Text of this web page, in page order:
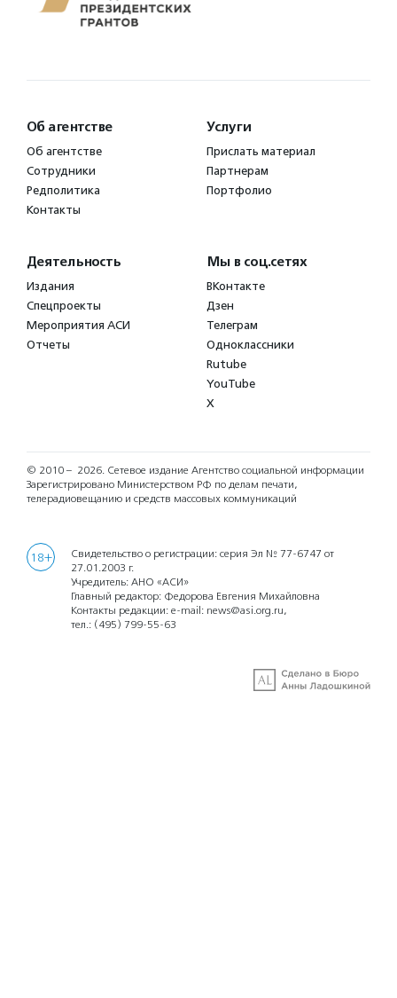
Об агентстве
Об агентстве
Сотрудники
Редполитика
Контакты
Услуги
Прислать материал
Партнерам
Портфолио
Деятельность
Издания
Спецпроекты
Мероприятия АСИ
Отчеты
Мы в соц.сетях
ВКонтакте
Дзен
Телеграм
Одноклассники
Rutube
YouTube
X
© 2010 – 2026. Сетевое издание Агентство социальной информации
Зарегистрировано Министерством РФ по делам печати,
телерадиовещанию и средств массовых коммуникаций
18+
Свидетельство о регистрации: серия Эл № 77-6747 от
27.01.2003 г.
Учредитель: АНО «АСИ»
Главный редактор: Федорова Евгения Михайловна
Контакты редакции: e-mail: news@asi.org.ru,
тел.: (495) 799-55-63